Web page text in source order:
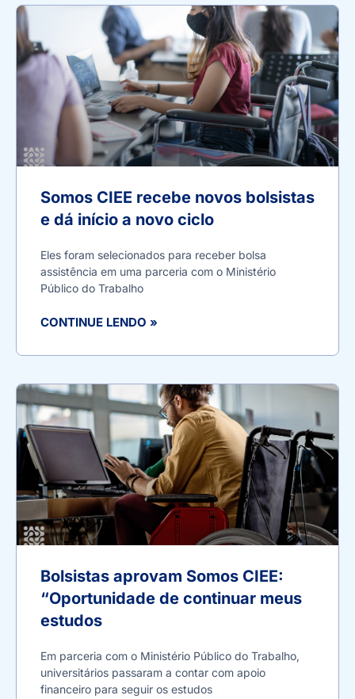
Somos CIEE recebe novos bolsistas
e dá início a novo ciclo
Eles foram selecionados para receber bolsa
assistência em uma parceria com o Ministério
Público do Trabalho
CONTINUE LENDO »
Bolsistas aprovam Somos CIEE:
“Oportunidade de continuar meus
estudos
Em parceria com o Ministério Público do Trabalho,
universitários passaram a contar com apoio
financeiro para seguir os estudos